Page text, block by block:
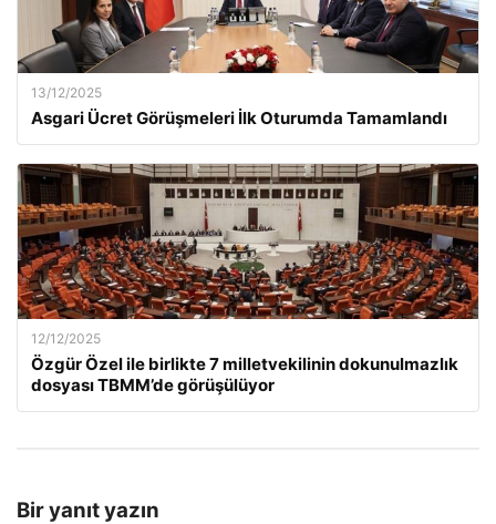
13/12/2025
Asgari Ücret Görüşmeleri İlk Oturumda Tamamlandı
12/12/2025
Özgür Özel ile birlikte 7 milletvekilinin dokunulmazlık
dosyası TBMM’de görüşülüyor
Bir yanıt yazın